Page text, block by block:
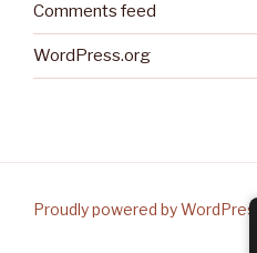
Comments feed
WordPress.org
Proudly powered by WordPress